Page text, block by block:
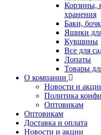
Корзины,
хранения
Баки,
Ящики
Кувшины
Все для
Лопаты
Товары
О компании
Новости и
Политика
Оптовикам
Оптовикам
Доставка и оплата
Новости и акции